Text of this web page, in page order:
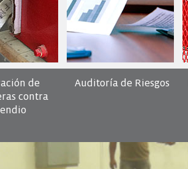
de
contra
Auditoría de Riesgos